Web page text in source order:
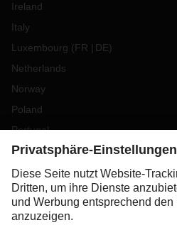
Ireland
Italy
Luxembourg (FR DE)
Netherlands
Norway
Poland
Portugal
Romania
Slovakia
Spain
Sweden